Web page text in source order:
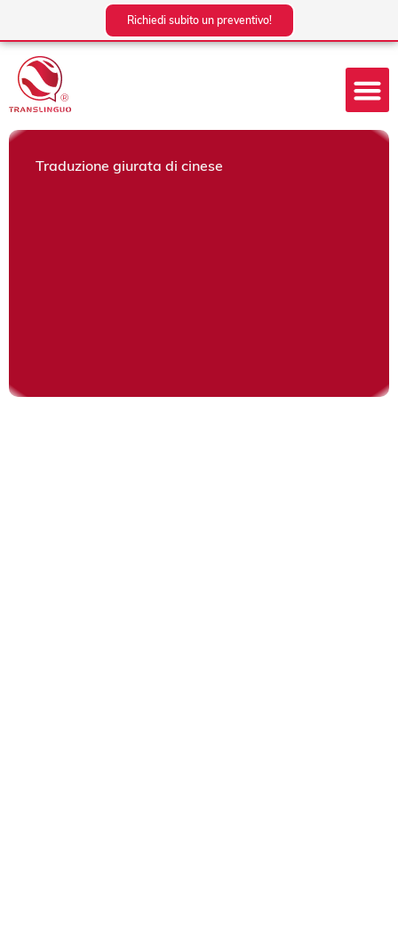
contenuto
Richiedi subito un preventivo!
Traduzione giurata di cinese